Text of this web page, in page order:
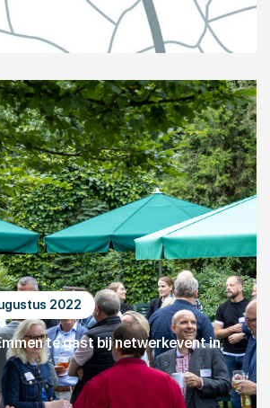
2022
te gast bij netwerkevent in